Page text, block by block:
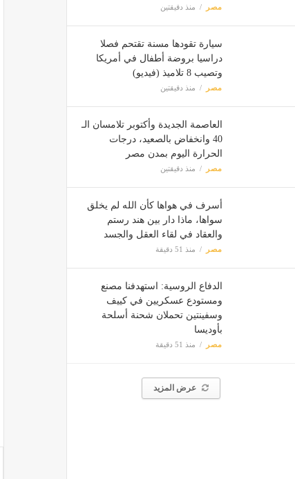
مصر منذ دقيقتين
سيارة تقودها مسنة تقتحم فصلا
دراسيا بروضة أطفال في أمريكا
وتصيب 8 تلاميذ (فيديو)
مصر منذ دقيقتين
العاصمة الجديدة وأكتوبر تلامسان الـ
40 وانخفاض بالصعيد، درجات
الحرارة اليوم بمدن مصر
مصر منذ دقيقتين
أسرف في هواها كأن الله لم يخلق
سواها، ماذا دار بين هند رستم
والعقاد في لقاء العقل والجسد
مصر منذ 51 دقيقة
الدفاع الروسية: استهدفنا مصنع
ومستودع عسكريين في كييف
وسفينتين تحملان شحنة أسلحة
بأوديسا
مصر منذ 51 دقيقة
عرض المزيد